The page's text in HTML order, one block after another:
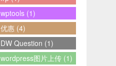
wptools (1)
优惠 (4)
DW Question (1)
wordpress图片上传 (1)